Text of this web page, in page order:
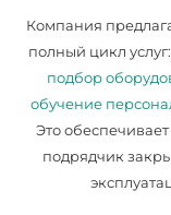
Компания
полный цикл услуг:
подбор
обучение
Это
подрядчик